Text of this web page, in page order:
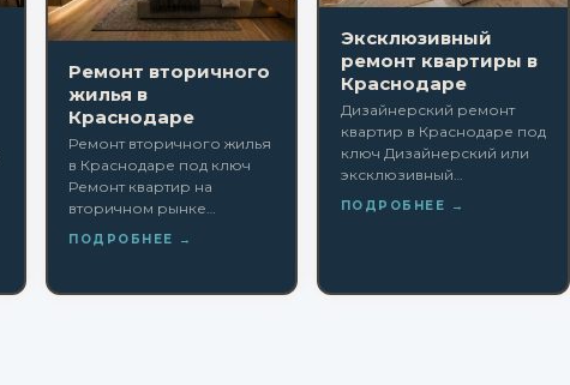
Ремонт вторичного
жилья в
Краснодаре
Ремонт вторичного жилья
в Краснодаре под ключ
Ремонт квартир на
вторичном рынке…
ПОДРОБНЕЕ →
Эксклюзивный
ремонт квартиры в
Краснодаре
Дизайнерский ремонт
квартир в Краснодаре под
ключ Дизайнерский или
эксклюзивный…
ПОДРОБНЕЕ →